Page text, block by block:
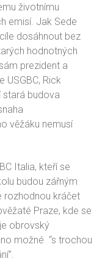
životnímu
emisí. Jak Sede
dosáhnout bez
hodnotných
prezident a
Rick
stará budova
věžáku nemusí
Italia, kteří se
budou zářným
rozhodnou kráčet
Praze, kde se
obrovský
možné “s trochou